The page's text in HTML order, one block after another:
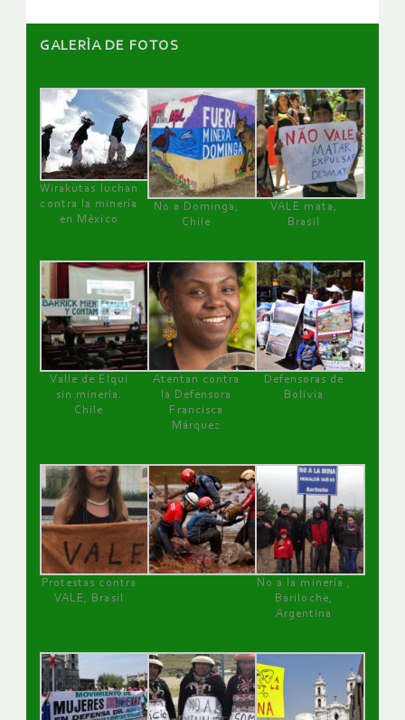
GALERÌA DE FOTOS
Wirakutas luchan
contra la minería
en México
No a Dominga,
Chile
VALE mata,
Brasil
Valle de Elqui
sin minería.
Chile
Atentan contra
la Defensora
Francisca
Márquez
Defensoras de
Bolivia
Protestas contra
VALE, Brasil
No a la minería ,
Bariloche,
Argentina